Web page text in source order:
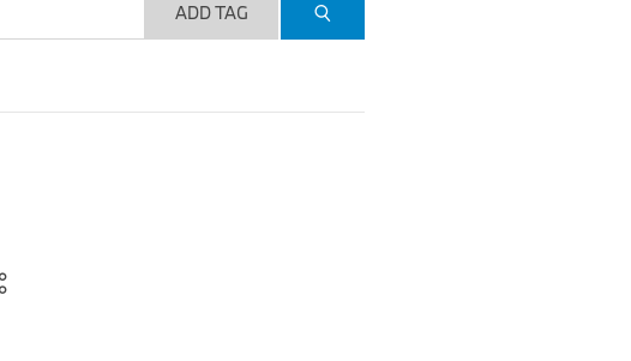
ADD TAG